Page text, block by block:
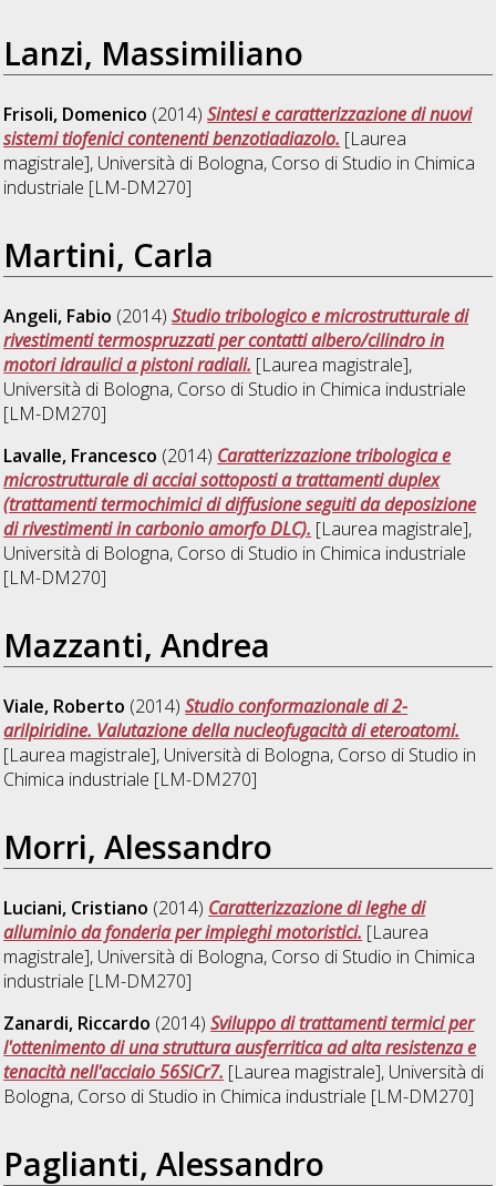
Lanzi, Massimiliano
Frisoli, Domenico (2014)Sintesi e caratterizzazione di nuovi
sistemi tiofenici contenenti benzotiadiazolo. [Laurea
magistrale], Università di Bologna, Corso di Studio in Chimica
industriale [LM-DM270]
Martini, Carla
Angeli, Fabio (2014)Studio tribologico e microstrutturale di
rivestimenti termospruzzati per contatti albero/cilindro in
motori idraulici a pistoni radiali. [Laurea magistrale],
Università di Bologna, Corso di Studio in Chimica industriale
[LM-DM270]
Lavalle, Francesco (2014) Caratterizzazione tribologica e
microstrutturale di acciai sottoposti a trattamenti duplex
(trattamenti termochimici di diffusione seguiti da deposizione
di rivestimenti in carbonio amorfo DLC). [Laurea magistrale],
Università di Bologna, Corso di Studio in Chimica industriale
[LM-DM270]
Mazzanti, Andrea
Viale, Roberto (2014)Studio conformazionale di 2-
arilpiridine. Valutazione della nucleofugacità di eteroatomi.
[Laurea magistrale], Università di Bologna, Corso di Studio in
Chimica industriale [LM-DM270]
Morri, Alessandro
Luciani, Cristiano (2014) Caratterizzazione di leghe di
alluminio da fonderia per impieghi motoristici. [Laurea
magistrale], Università di Bologna, Corso di Studio in Chimica
industriale [LM-DM270]
Zanardi, Riccardo (2014)Sviluppo di trattamenti termici per
l'ottenimento di una struttura ausferritica ad alta resistenza e
tenacità nell'acciaio 56SiCr7. [Laurea magistrale], Università di
Bologna, Corso di Studio in Chimica industriale [LM-DM270]
Paglianti, Alessandro